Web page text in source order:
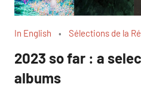
In English Sélections de la
2023 so far : a
albums